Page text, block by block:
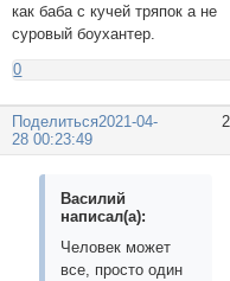
как баба с кучей тряпок а не
суровый боухантер.
0
Поделиться2021-04-
28 00:23:49
Василий
написал(а):
Человек может
все, просто один